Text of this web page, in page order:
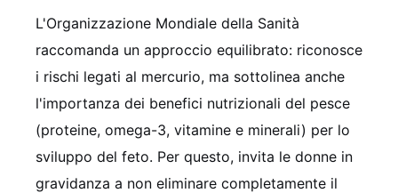
L'Organizzazione Mondiale della Sanità
raccomanda un approccio equilibrato: riconosce
i rischi legati al mercurio, ma sottolinea anche
l'importanza dei benefici nutrizionali del pesce
(proteine, omega-3, vitamine e minerali) per lo
sviluppo del feto. Per questo, invita le donne in
gravidanza a non eliminare completamente il